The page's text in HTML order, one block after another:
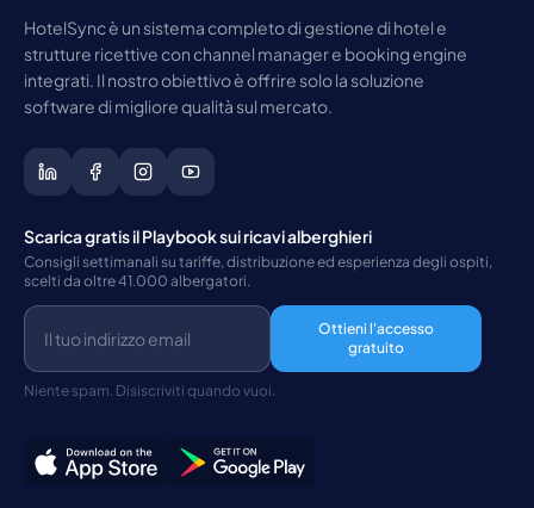
HotelSync è un sistema completo di gestione di hotel e
strutture ricettive con channel manager e booking engine
integrati. Il nostro obiettivo è offrire solo la soluzione
software di migliore qualità sul mercato.
Scarica gratis il Playbook sui ricavi alberghieri
Consigli settimanali su tariffe, distribuzione ed esperienza degli ospiti,
scelti da oltre 41.000 albergatori.
Ottieni l'accesso
gratuito
Niente spam. Disiscriviti quando vuoi.